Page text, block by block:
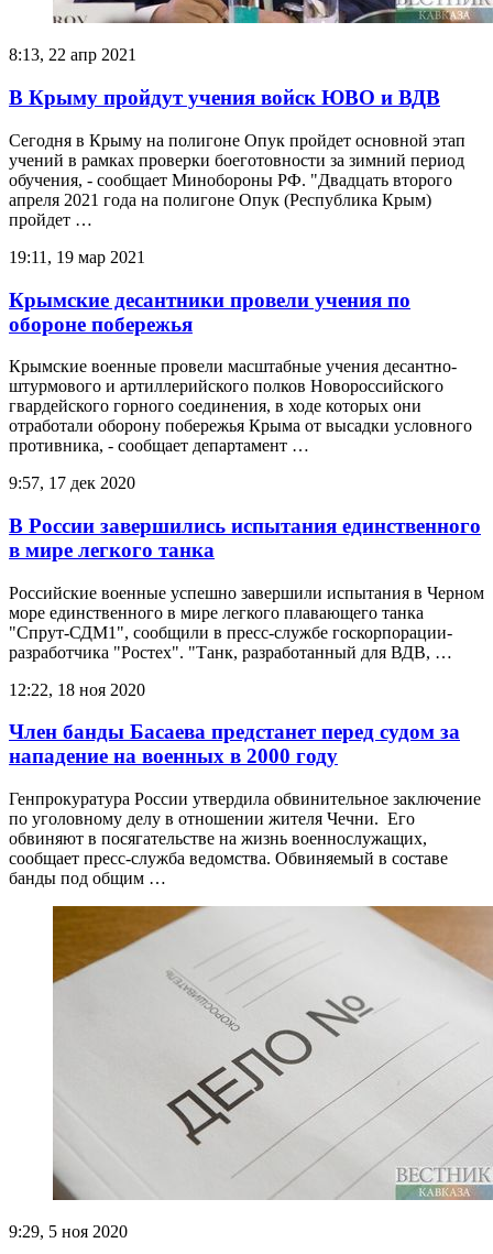
8:13, 22 апр 2021
В Крыму пройдут учения войск ЮВО и ВДВ
Сегодня в Крыму на полигоне Опук пройдет основной этап
учений в рамках проверки боеготовности за зимний период
обучения, - сообщает Минобороны РФ. "Двадцать второго
апреля 2021 года на полигоне Опук (Республика Крым)
пройдет …
19:11, 19 мар 2021
Крымские десантники провели учения по
обороне побережья
Крымские военные провели масштабные учения десантно-
штурмового и артиллерийского полков Новороссийского
гвардейского горного соединения, в ходе которых они
отработали оборону побережья Крыма от высадки условного
противника, - сообщает департамент …
9:57, 17 дек 2020
В России завершились испытания единственного
в мире легкого танка
Российские военные успешно завершили испытания в Черном
море единственного в мире легкого плавающего танка
"Спрут-СДМ1", сообщили в пресс-службе госкорпорации-
разработчика "Ростех". "Танк, разработанный для ВДВ, …
12:22, 18 ноя 2020
Член банды Басаева предстанет перед судом за
нападение на военных в 2000 году
Генпрокуратура России утвердила обвинительное заключение
по уголовному делу в отношении жителя Чечни. Его
обвиняют в посягательстве на жизнь военнослужащих,
сообщает пресс-служба ведомства. Обвиняемый в составе
банды под общим …
9:29, 5 ноя 2020